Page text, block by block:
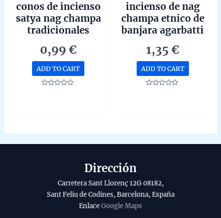
conos de incienso
satya nag champa
tradicionales
0,99€
ADD TO CART
incienso de nag
champa etnico de
banjara agarbatti
mano unidad de
15g
1,35€
ADD TO CART
Dirección
Carretera Sant Llorenç 12G 08182,
Sant Feliu de Codines, Barcelona, España
EnlaceGoogle Maps